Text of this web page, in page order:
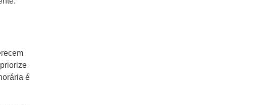
é